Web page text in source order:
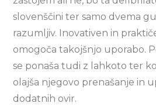
slovenščini ter samo dvema
razumljiv. Inovativen in
omogoča takojšnjo uporabo.
se ponaša tudi z lahkoto ter
olajša njegovo prenašanje in
dodatnih ovir.